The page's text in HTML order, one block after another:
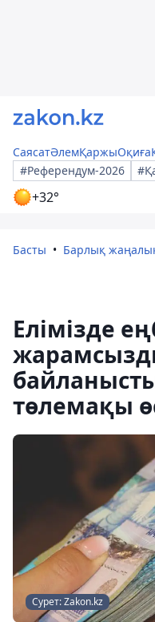
СаясатӘлемҚаржыОқиға
#Референдум-2026
+32°
Басты Барлық
Елімізде
төлемақы
Сурет: Zakon.kz